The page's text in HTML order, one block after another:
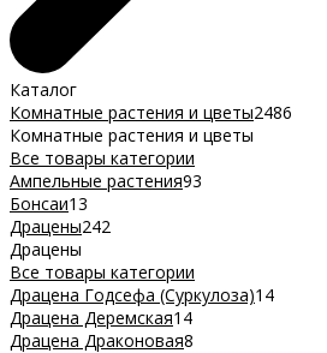
Каталог
Комнатные растения и цветы2486
Комнатные растения и цветы
Все товары категории
Ампельные растения93
Бонсаи13
Драцены242
Драцены
Все товары категории
Драцена Годсефа (Суркулоза)14
Драцена Деремская14
Драцена Драконовая8